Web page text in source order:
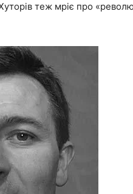
теж мріє про